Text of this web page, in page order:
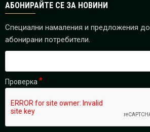
АБОНИРАЙТЕ СЕ ЗА НОВИНИ
Специални намаления и предложения
абонирани потребители.
Проверка